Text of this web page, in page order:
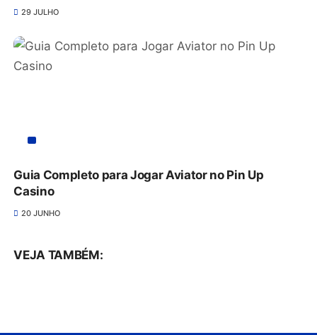
29 JULHO
Guia Completo para Jogar Aviator no Pin Up
Casino
20 JUNHO
VEJA TAMBÉM: